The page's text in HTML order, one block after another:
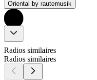
Oriental by rautemusik
Radios similaires
Radios similaires